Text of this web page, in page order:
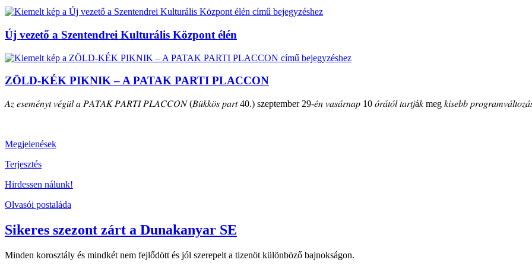
Új vezető a Szentendrei Kulturális Központ élén
ZÖLD-KÉK PIKNIK – A PATAK PARTI PLACCON
𝐴𝑧 𝑒𝑠𝑒𝑚𝑒́𝑛𝑦𝑡 𝑣𝑒́𝑔𝑢̈𝑙 𝑎 𝑃𝐴𝑇𝐴𝐾 𝑃𝐴𝑅𝑇𝐼 𝑃𝐿𝐴𝐶𝐶𝑂𝑁 (𝐵𝑢̈𝑘𝑘𝑜̈𝑠 𝑝𝑎𝑟𝑡 40.) szeptember 29-𝑒́𝑛 𝑣𝑎𝑠𝑎́𝑟𝑛𝑎𝑝 10 𝑜́𝑟𝑎́𝑡𝑜́𝑙 𝑡𝑎𝑟𝑡𝑗á𝑘 meg 𝑘𝑖𝑠𝑒𝑏𝑏
Megjelenések
Terjesztés
Hirdessen nálunk!
Olvasói postaláda
Sikeres szezont zárt a Dunakanyar SE
Minden korosztály és mindkét nem fejlődött és jól szerepelt a tizenöt különböző bajnokságon.